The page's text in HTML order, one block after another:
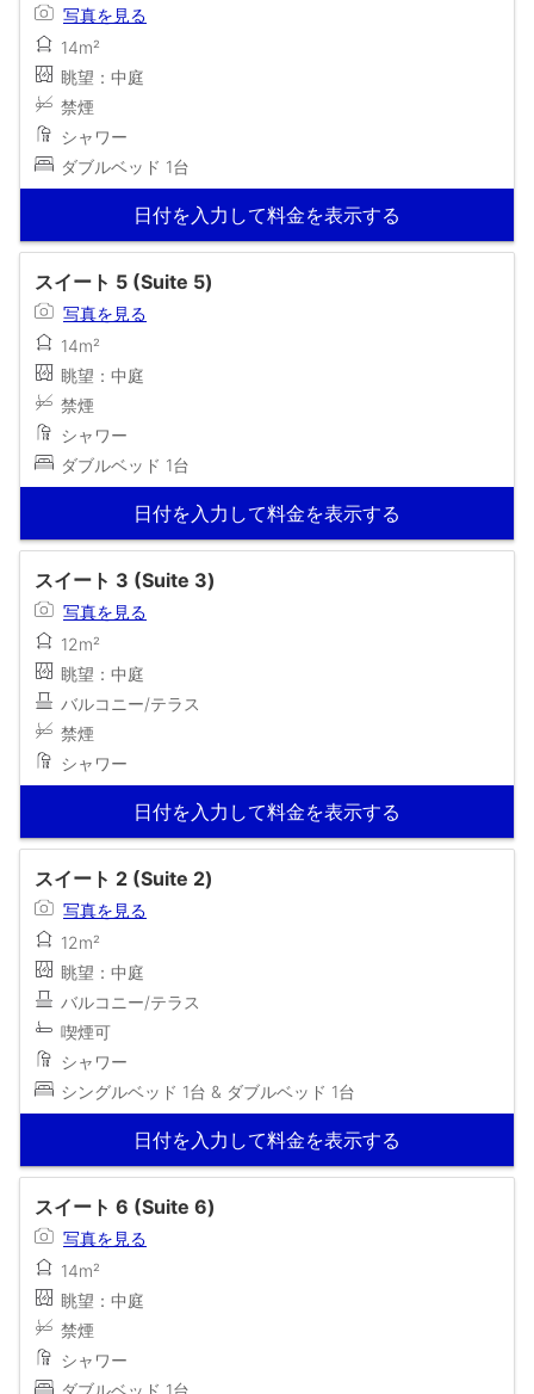
写真を見る
14m²
眺望：中庭
禁煙
シャワー
ダブルベッド 1台
日付を入力して料金を表示する
スイート 5 (Suite 5)
写真を見る
14m²
眺望：中庭
禁煙
シャワー
ダブルベッド 1台
日付を入力して料金を表示する
スイート 3 (Suite 3)
写真を見る
12m²
眺望：中庭
バルコニー/テラス
禁煙
シャワー
日付を入力して料金を表示する
スイート 2 (Suite 2)
写真を見る
12m²
眺望：中庭
バルコニー/テラス
喫煙可
シャワー
シングルベッド 1台 & ダブルベッド 1台
日付を入力して料金を表示する
スイート 6 (Suite 6)
写真を見る
14m²
眺望：中庭
禁煙
シャワー
ダブルベッド 1台